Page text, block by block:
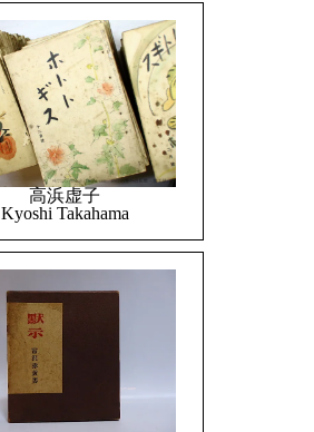
高浜虚子
Kyoshi Takahama